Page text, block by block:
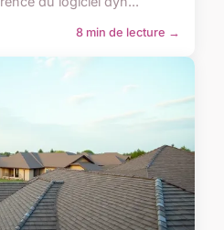
8 min de lecture →